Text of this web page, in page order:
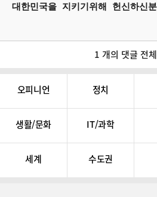
대한민국을 지키기위해 헌신하신
1 개의 댓글 전
오피니언 정치
생활/문화 IT/과학
세계 수도권